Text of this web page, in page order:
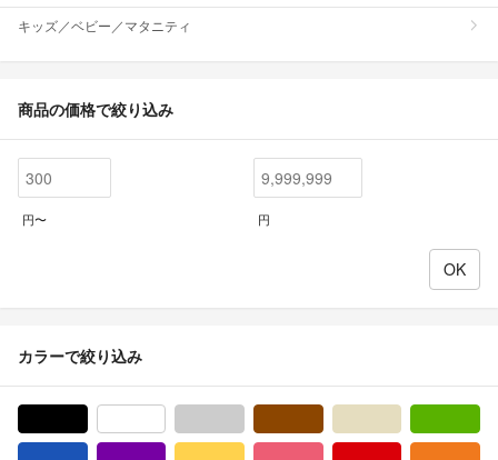
キッズ／ベビー／マタニティ
商品の価格で絞り込み
円〜 円
カラーで絞り込み